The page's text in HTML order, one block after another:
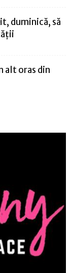
duminică, să
alt oras din